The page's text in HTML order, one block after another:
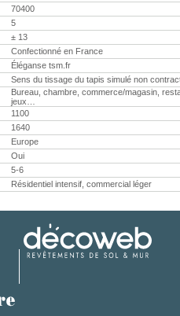
70400
5
± 13
Confectionné en France
Éléganse tsm.fr
Sens du tissage du tapis simulé non
Bureau, chambre, commerce/magasin,
jeux…
1100
1640
Europe
Oui
5-6
Résidentiel intensif, commercial léger